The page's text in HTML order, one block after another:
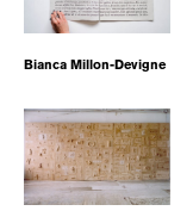
Bianca Millon-Devigne